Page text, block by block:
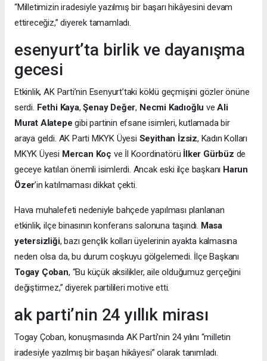
“Milletimizin iradesiyle yazılmış bir başarı hikâyesini devam
ettireceğiz,” diyerek tamamladı.
esenyurt’ta birlik ve dayanışma
gecesi
Etkinlik, AK Parti’nin Esenyurt’taki köklü geçmişini gözler önüne
serdi. Fethi Kaya,Şenay Değer, Necmi Kadıoğlu veAli
Murat Alatepe gibi partinin efsane isimleri, kutlamada bir
araya geldi. AK Parti MKYK Üyesi Seyithan İzsiz, Kadın Kolları
MKYK Üyesi Mercan Koç ve İl Koordinatörü İlker Gürbüz de
geceye katılan önemli isimlerdi. Ancak eski ilçe başkanı Harun
Özer’in katılmaması dikkat çekti.
Hava muhalefeti nedeniyle bahçede yapılması planlanan
etkinlik, ilçe binasının konferans salonuna taşındı. Masa
yetersizliği, bazı gençlik kolları üyelerinin ayakta kalmasına
neden olsa da, bu durum coşkuyu gölgelemedi. İlçe Başkanı
Togay Çoban, “Bu küçük aksilikler, aile olduğumuz gerçeğini
değiştirmez,” diyerek partilileri motive etti.
ak parti’nin 24 yıllık mirası
Togay Çoban, konuşmasında AK Parti’nin 24 yılını “milletin
iradesiyle yazılmış bir başarı hikâyesi” olarak tanımladı.